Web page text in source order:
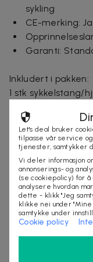
sykling
CE-merking: Ja
Garanti:
Inkludert i pakken:
1 stk sykkelstang/
1 stk
Leveringstid: 2-6
Selges av
Let's deal bruker
tilpasse vår service
tjenester, samtykker
Vi deler informasjon
annonserings- og
(se cookiepolicy) for
analysere hvordan
dette - klikk "Jeg
klikke nei under
samtykke under
Cookie policy